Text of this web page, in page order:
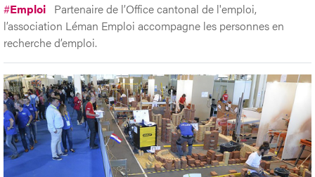
#Emploi Partenaire de l’Office cantonal de l'emploi,
l’association Léman Emploi accompagne les personnes en
recherche d’emploi.